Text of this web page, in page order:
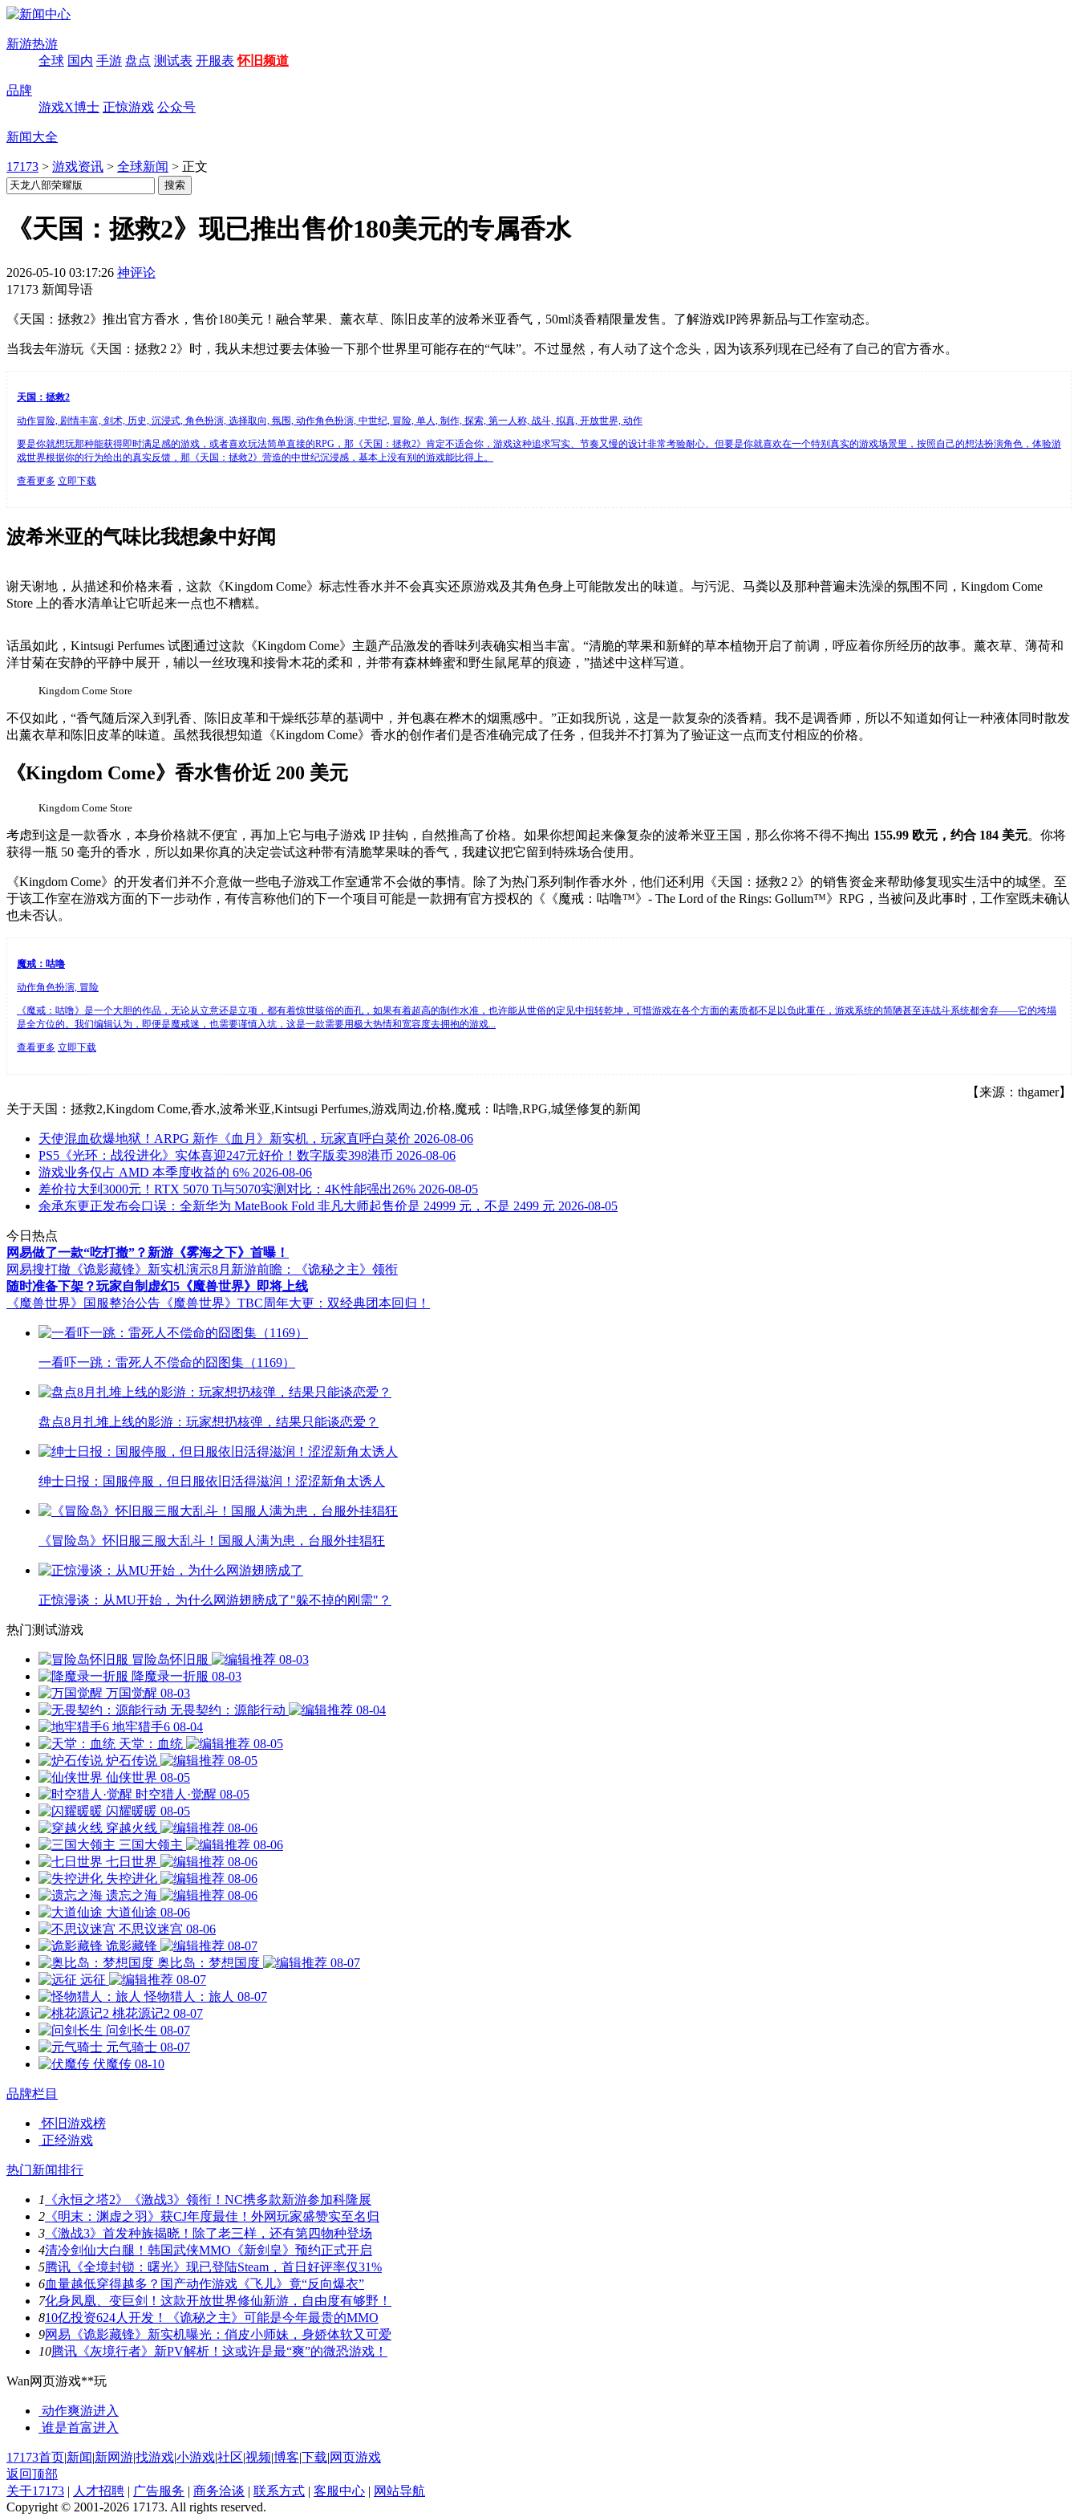
新游热游
全球 国内 手游 盘点 测试表 开服表 怀旧频道
品牌
游戏X博士 正惊游戏 公众号
新闻大全
17173 > 游戏资讯 > 全球新闻 > 正文
《天国：拯救2》现已推出售价180美元的专属香水
2026-05-10 03:17:26 神评论
17173 新闻导语
《天国：拯救2》推出官方香水，售价180美元！融合苹果、薰衣草、陈旧皮革的波希米亚香气，50ml淡香精限量发售。了解游戏IP跨界新品与工作室动态。
当我去年游玩《天国：拯救2 2》时，我从未想过要去体验一下那个世界里可能存在的“气味”。不过显然，有人动了这个念头，因为该系列现在已经有了自己的官方香水。
天国：拯救2
动作冒险, 剧情丰富, 剑术, 历史, 沉浸式, 角色扮演, 选择取向, 氛围, 动作角色扮演, 中世纪, 冒险, 单人, 制作, 探索, 第一人称, 战斗, 拟真, 开放世界, 动作
要是你就想玩那种能获得即时满足感的游戏，或者喜欢玩法简单直接的RPG，那《天国：拯救2》肯定不适合你，游戏这种追求写实、节奏又慢的设计非常考验耐心。但要是你就喜欢在一个特别真实的游戏场景里，按照自己的想法扮演角色，体验游
戏世界根据你的行为给出的真实反馈，那《天国：拯救2》营造的中世纪沉浸感，基本上没有别的游戏能比得上。
查看更多 立即下载
波希米亚的气味比我想象中好闻
谢天谢地，从描述和价格来看，这款《Kingdom Come》标志性香水并不会真实还原游戏及其角色身上可能散发出的味道。与污泥、马粪以及那种普遍未洗澡的氛围不同，Kingdom Come
Store 上的香水清单让它听起来一点也不糟糕。
话虽如此，Kintsugi Perfumes 试图通过这款《Kingdom Come》主题产品激发的香味列表确实相当丰富。“清脆的苹果和新鲜的草本植物开启了前调，呼应着你所经历的故事。薰衣草、薄荷和
洋甘菊在安静的平静中展开，辅以一丝玫瑰和接骨木花的柔和，并带有森林蜂蜜和野生鼠尾草的痕迹，”描述中这样写道。
Kingdom Come Store
不仅如此，“香气随后深入到乳香、陈旧皮革和干燥纸莎草的基调中，并包裹在桦木的烟熏感中。”正如我所说，这是一款复杂的淡香精。我不是调香师，所以不知道如何让一种液体同时散发
出薰衣草和陈旧皮革的味道。虽然我很想知道《Kingdom Come》香水的创作者们是否准确完成了任务，但我并不打算为了验证这一点而支付相应的价格。
《Kingdom Come》香水售价近 200 美元
Kingdom Come Store
考虑到这是一款香水，本身价格就不便宜，再加上它与电子游戏 IP 挂钩，自然推高了价格。如果你想闻起来像复杂的波希米亚王国，那么你将不得不掏出 155.99 欧元，约合 184 美元。你将
获得一瓶 50 毫升的香水，所以如果你真的决定尝试这种带有清脆苹果味的香气，我建议把它留到特殊场合使用。
《Kingdom Come》的开发者们并不介意做一些电子游戏工作室通常不会做的事情。除了为热门系列制作香水外，他们还利用《天国：拯救2 2》的销售资金来帮助修复现实生活中的城堡。至
于该工作室在游戏方面的下一步动作，有传言称他们的下一个项目可能是一款拥有官方授权的《《魔戒：咕噜™》- The Lord of the Rings: Gollum™》RPG，当被问及此事时，工作室既未确认
也未否认。
魔戒：咕噜
动作角色扮演, 冒险
《魔戒：咕噜》是一个大胆的作品，无论从立意还是立项，都有着惊世骇俗的面孔，如果有着超高的制作水准，也许能从世俗的定见中扭转乾坤，可惜游戏在各个方面的素质都不足以负此重任，游戏系统的简陋甚至连战斗系统都舍弃——它的垮塌
是全方位的。我们编辑认为，即便是魔戒迷，也需要谨慎入坑，这是一款需要用极大热情和宽容度去拥抱的游戏...
查看更多 立即下载
【来源：thgamer】
关于天国：拯救2,Kingdom Come,香水,波希米亚,Kintsugi Perfumes,游戏周边,价格,魔戒：咕噜,RPG,城堡修复的新闻
天使混血砍爆地狱！ARPG 新作《血月》新实机，玩家直呼白菜价 2026-08-06
PS5《光环：战役进化》实体喜迎247元好价！数字版卖398港币 2026-08-06
游戏业务仅占 AMD 本季度收益的 6% 2026-08-06
差价拉大到3000元！RTX 5070 Ti与5070实测对比：4K性能强出26% 2026-08-05
余承东更正发布会口误：全新华为 MateBook Fold 非凡大师起售价是 24999 元，不是 2499 元 2026-08-05
今日热点
网易做了一款“吃打撤”？新游《雾海之下》首曝！
网易搜打撤《诡影藏锋》新实机演示8月新游前瞻：《诡秘之主》领衔
随时准备下架？玩家自制虚幻5《魔兽世界》即将上线
《魔兽世界》国服整治公告 《魔兽世界》TBC周年大更：双经典团本回归！
一看吓一跳：雷死人不偿命的囧图集（1169）
盘点8月扎堆上线的影游：玩家想扔核弹，结果只能谈恋爱？
绅士日报：国服停服，但日服依旧活得滋润！涩涩新角太诱人
《冒险岛》怀旧服三服大乱斗！国服人满为患，台服外挂猖狂
正惊漫谈：从MU开始，为什么网游翅膀成了"躲不掉的刚需"？
热门测试游戏
冒险岛怀旧服
08-03
降魔录一折服 08-03
万国觉醒 08-03
无畏契约：源能行动
08-04
地牢猎手6 08-04
天堂：血统
08-05
炉石传说
08-05
仙侠世界 08-05
时空猎人·觉醒 08-05
闪耀暖暖 08-05
穿越火线
08-06
三国大领主
08-06
七日世界
08-06
失控进化
08-06
遗忘之海
08-06
大道仙途 08-06
不思议迷宫 08-06
诡影藏锋
08-07
奥比岛：梦想国度
08-07
远征
08-07
怪物猎人：旅人 08-07
桃花源记2 08-07
问剑长生 08-07
元气骑士 08-07
伏魔传 08-10
品牌栏目
怀旧游戏榜
正经游戏
热门新闻排行
1
《永恒之塔2》《激战3》领衔！NC携多款新游参加科隆展
2 《明末：渊虚之羽》获CJ年度最佳！外网玩家盛赞实至名归
3 《激战3》首发种族揭晓！除了老三样，还有第四物种登场
4清冷剑仙大白腿！韩国武侠MMO《新剑皇》预约正式开启
5腾讯《全境封锁：曙光》现已登陆Steam，首日好评率仅31%
6血量越低穿得越多？国产动作游戏《飞儿》竟“反向爆衣”
7化身凤凰、变巨剑！这款开放世界修仙新游，自由度有够野！
810亿投资624人开发！《诡秘之主》可能是今年最贵的MMO
9网易《诡影藏锋》新实机曝光：俏皮小师妹，身娇体软又可爱
10腾讯《灰境行者》新PV解析！这或许是最“爽”的微恐游戏！
Wan网页游戏**玩
动作爽游进入
谁是首富进入
17173首页|新闻|新网游|找游戏|小游戏|社区|视频|博客|下载|网页游戏
返回顶部
关于17173 | 人才招聘 | 广告服务 | 商务洽谈 | 联系方式 | 客服中心 | 网站导航
Copyright © 2001-2026 17173. All rights reserved.